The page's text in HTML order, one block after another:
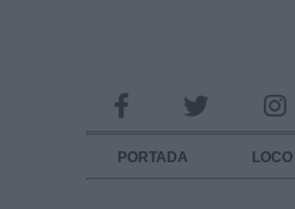
PORTADA
INFORMACION SOBRE LA
Responsable: